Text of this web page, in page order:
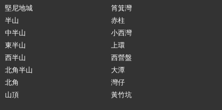
堅尼地城
半山
中半山
東半山
西半山
北角半山
北角
山頂
筲箕灣
赤柱
小西灣
上環
西營盤
大潭
灣仔
黃竹坑